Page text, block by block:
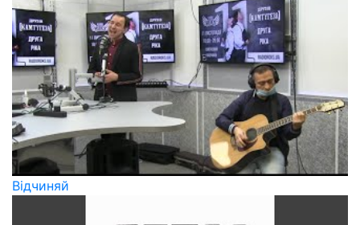
Відчиняй